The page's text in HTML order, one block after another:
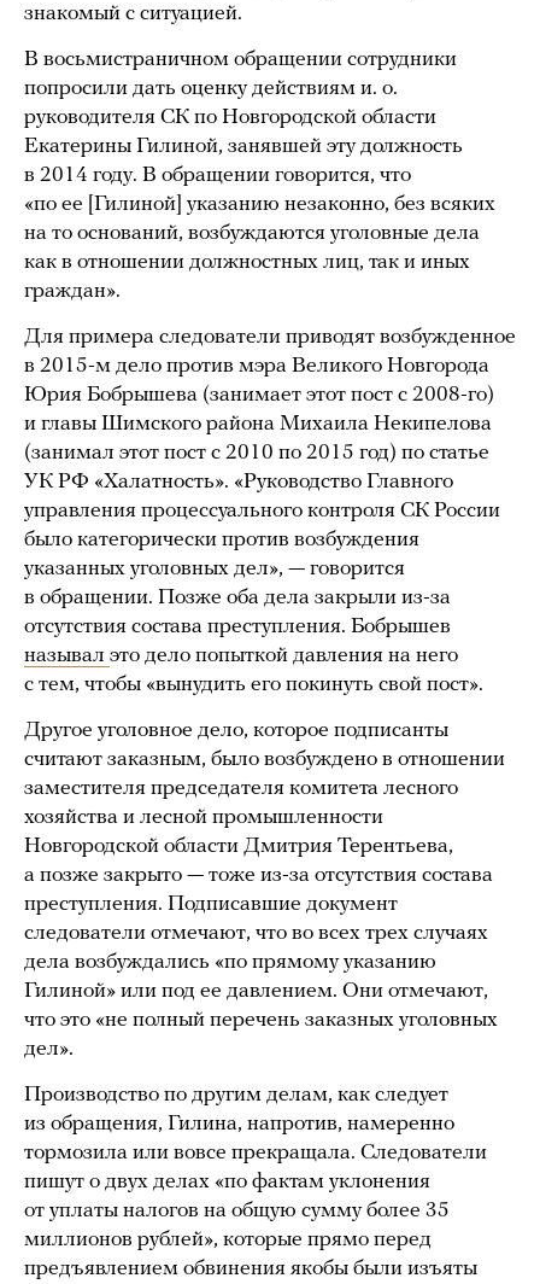
знакомый с ситуацией.
В восьмистраничном обращении сотрудники
попросили дать оценку действиям и. о.
руководителя СК по Новгородской области
Екатерины Гилиной, занявшей эту должность
в 2014 году. В обращении говорится, что
«по ее [Гилиной] указанию незаконно, без всяких
на то оснований, возбуждаются уголовные дела
как в отношении должностных лиц, так и иных
граждан».
Для примера следователи приводят возбужденное
в 2015-м дело против мэра Великого Новгорода
Юрия Бобрышева (занимает этот пост с 2008-го)
и главы Шимского района Михаила Некипелова
(занимал этот пост с 2010 по 2015 год) по статье
УК РФ «Халатность». «Руководство Главного
управления процессуального контроля СК России
было категорически против возбуждения
указанных уголовных дел», — говорится
в обращении. Позже оба дела закрыли из-за
отсутствия состава преступления. Бобрышев
называл это дело попыткой давления на него
с тем, чтобы «вынудить его покинуть свой пост».
Другое уголовное дело, которое подписанты
считают заказным, было возбуждено в отношении
заместителя председателя комитета лесного
хозяйства и лесной промышленности
Новгородской области Дмитрия Терентьева,
а позже закрыто — тоже из-за отсутствия состава
преступления. Подписавшие документ
следователи отмечают, что во всех трех случаях
дела возбуждались «по прямому указанию
Гилиной» или под ее давлением. Они отмечают,
что это «не полный перечень заказных уголовных
дел».
Производство по другим делам, как следует
из обращения, Гилина, напротив, намеренно
тормозила или вовсе прекращала. Следователи
пишут о двух делах «по фактам уклонения
от уплаты налогов на общую сумму более 35
миллионов рублей», которые прямо перед
предъявлением обвинения якобы были изъяты